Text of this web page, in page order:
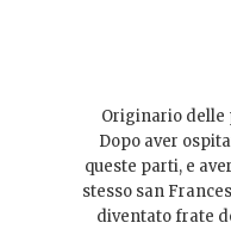
Originario delle
Dopo aver
queste parti, e
stesso san
diventato frate